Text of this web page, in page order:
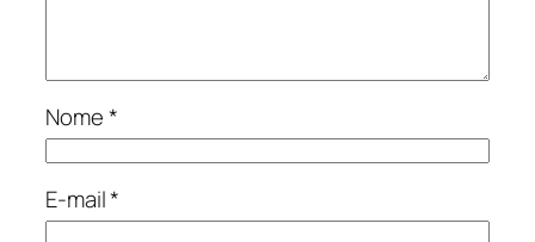
Nome*
E-mail*